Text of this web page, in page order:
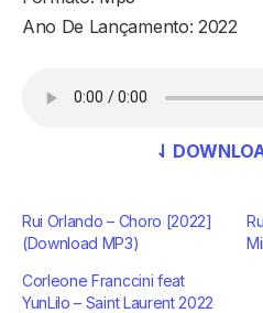
Ano De Lançamento: 2022
⇃
Rui Orlando – Choro [2022]
(Download MP3)
Corleone Franccini feat
YunLilo – Saint Laurent 2022